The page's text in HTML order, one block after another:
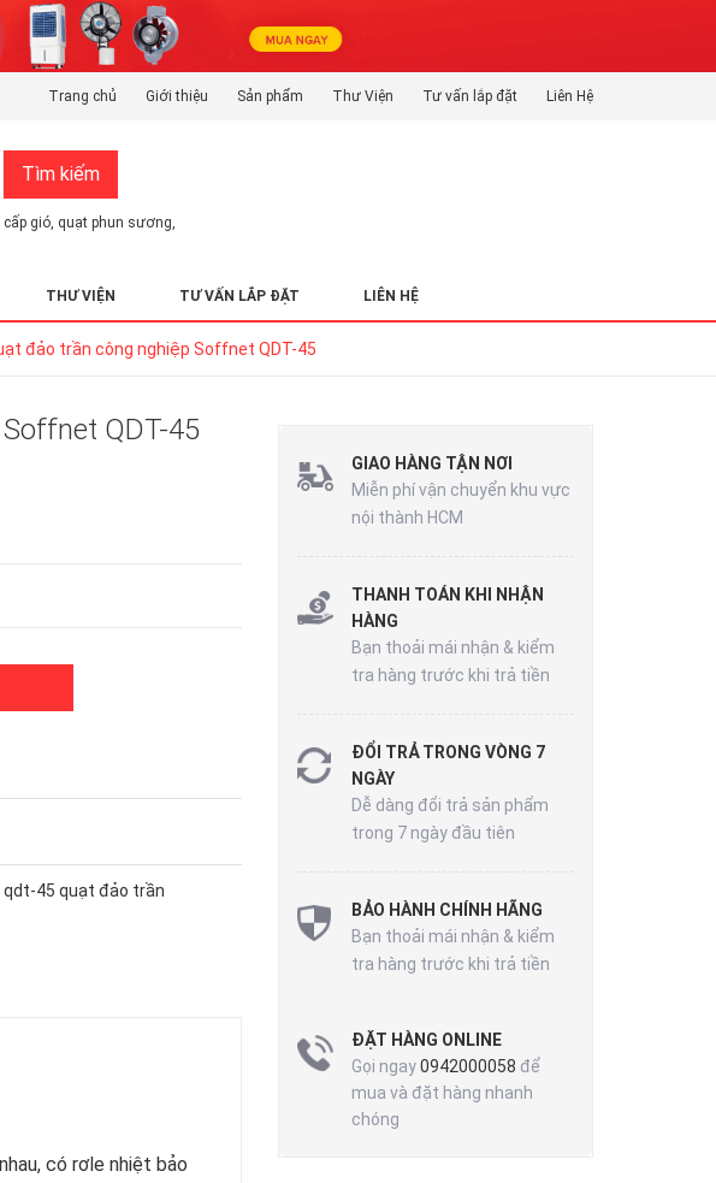
Trang chủ Giới thiệu Sản phẩm Thư Viện Tư vấn lắp đặt Liên Hệ
Tìm kiếm
cấp gió quạt phun sương
THƯ VIỆN TƯ VẤN LẮP ĐẶT LIÊN HỆ
đảo trần công nghiệp Soffnet QDT-45
QDT-45
45 quạt đảo trần
có rơle nhiệt bảo
GIAO HÀNG TẬN NƠI
Miễn phí vận chuyển khu vực
nội thành HCM
THANH TOÁN KHI NHẬN
HÀNG
Bạn thoải mái nhận & kiểm
tra hàng trước khi trả tiền
ĐỔI TRẢ TRONG VÒNG 7
NGÀY
Dễ dàng đổi trả sản phẩm
trong 7 ngày đầu tiên
BẢO HÀNH CHÍNH HÃNG
Bạn thoải mái nhận & kiểm
tra hàng trước khi trả tiền
ĐẶT HÀNG ONLINE
Gọi ngay0942000058 để
mua và đặt hàng nhanh
chóng